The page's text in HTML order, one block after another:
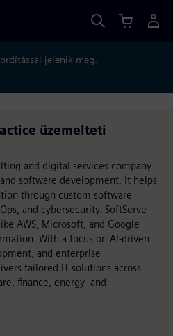
jelenik meg.
üzemelteti
and digital services company
software development. It helps
through custom software
and cybersecurity. SoftServe
AWS, Microsoft, and Google
With a focus on AI-driven
and enterprise
tailored IT solutions across
finance, energy and